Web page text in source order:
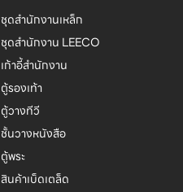
ชุดสำนักงานเหล็ก
ชุดสำนักงาน LEECO
เก้าอี้สำนักงาน
ตู้รองเท้า
ตู้วางทีวี
ชั้นวางหนังสือ
ตู้พระ
สินค้าเบ็ดเตล็ด